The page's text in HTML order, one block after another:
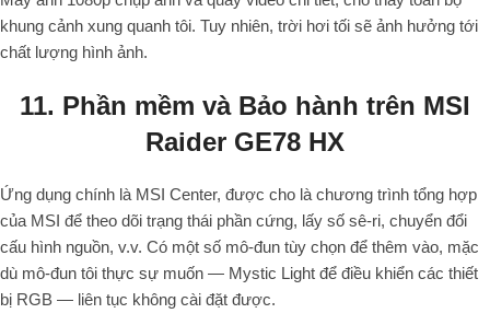
khung cảnh xung quanh tôi. Tuy nhiên, trời hơi tối sẽ ảnh hưởng tới
chất lượng hình ảnh.
11. Phần mềm và Bảo hành trên MSI
Raider GE78 HX
Ứng dụng chính là MSI Center, được cho là chương trình tổng hợp
của MSI để theo dõi trạng thái phần cứng, lấy số sê-ri, chuyển đổi
cấu hình nguồn, v.v. Có một số mô-đun tùy chọn để thêm vào, mặc
dù mô-đun tôi thực sự muốn — Mystic Light để điều khiển các thiết
bị RGB — liên tục không cài đặt được.